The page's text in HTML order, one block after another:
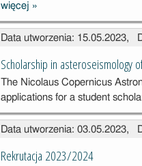
więcej Najem
zbiornika na
ciekły azot
»
Data utworzenia: 15.05.2023,
Scholarship in asteroseismology
The Nicolaus Copernicus
applications for a student
Data utworzenia: 03.05.2023,
Rekrutacja 2023/2024